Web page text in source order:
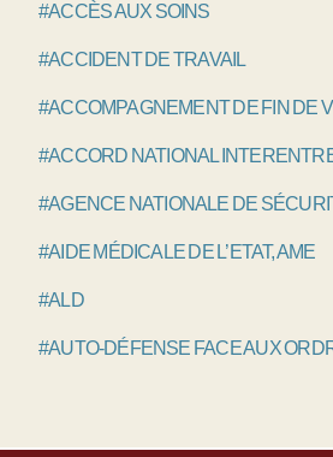
#ACCÈS AUX SOINS
#ACCIDENT DE TRAVAIL
#ACCOMPAGNEMENT DE FIN DE
#ACCORD NATIONAL
#AGENCE NATIONALE DE
#AIDE MÉDICALE DE L’ETAT, AME
#ALD
#AUTO-DÉFENSE FACE AUX